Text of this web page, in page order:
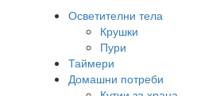
Осветителни тела
Крушки
Пури
Таймери
Домашни потреби